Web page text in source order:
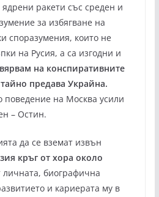
ракети със среден и
за избягване на
споразумения, които не
на Русия, а са изгодни и
на конспиративните
предава Украйна.
на Москва усили
– Остин.
да се вземат извън
кръг от хора около
личната, биографична
и кариерата му в